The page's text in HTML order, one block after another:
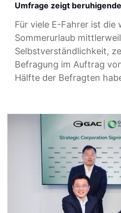
Umfrage zeigt
Für viele E-Fahrer ist die
Sommerurlaub
Selbstverständlichkeit,
Befragung im Auftrag
Hälfte der Befragten